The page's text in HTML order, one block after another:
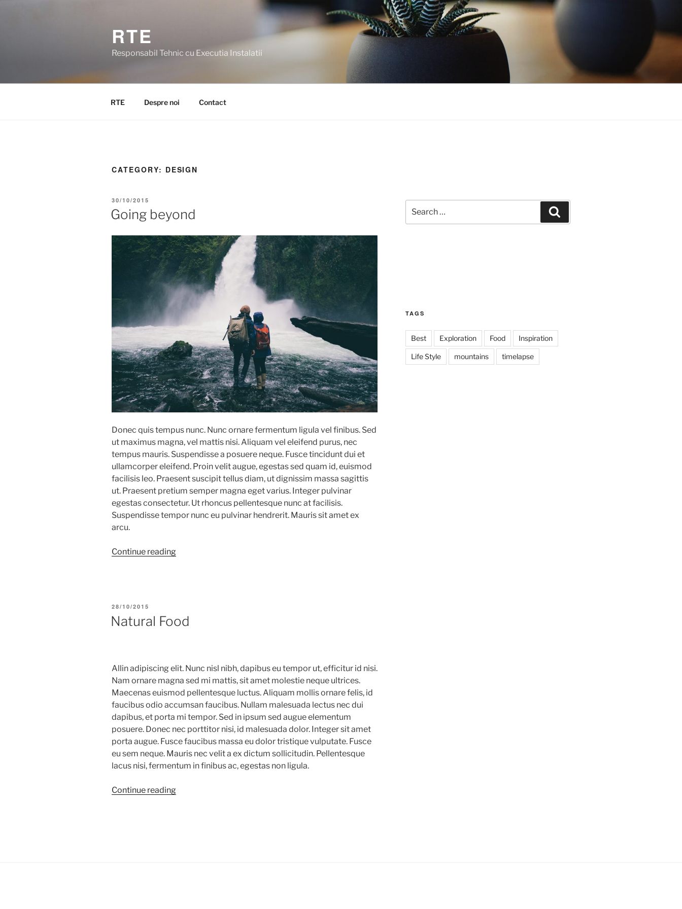
RTE
Responsabil Tehnic cu Executia Instalatii
RTE Despre noi Contact
CATEGORY: DESIGN
POSTED
ON
30/10/2015
Going beyond
Donec quis tempus nunc. Nunc ornare fermentum ligula vel finibus. Sed
ut maximus magna, vel mattis nisi. Aliquam vel eleifend purus, nec
tempus mauris. Suspendisse a posuere neque. Fusce tincidunt dui et
ullamcorper eleifend. Proin velit augue, egestas sed quam id, euismod
facilisis leo. Praesent suscipit tellus diam, ut dignissim massa sagittis
ut. Praesent pretium semper magna eget varius. Integer pulvinar
egestas consectetur. Ut rhoncus pellentesque nunc at facilisis.
Suspendisse tempor nunc eu pulvinar hendrerit. Mauris sit amet ex
arcu.
Continue reading“Going
POSTED
ON
28/10/2015
Natural Food
Allin adipiscing elit. Nunc nisl nibh, dapibus eu tempor ut, efficitur id nisi.
Nam ornare magna sed mi mattis, sit amet molestie neque ultrices.
Maecenas euismod pellentesque luctus. Aliquam mollis ornare felis, id
faucibus odio accumsan faucibus. Nullam malesuada lectus nec dui
dapibus, et porta mi tempor. Sed in ipsum sed augue elementum
posuere. Donec nec porttitor nisi, id malesuada dolor. Integer sit amet
porta augue. Fusce faucibus massa eu dolor tristique vulputate. Fusce
eu sem neque. Mauris nec velit a ex dictum sollicitudin. Pellentesque
lacus nisi, fermentum in finibus ac, egestas non ligula.
Continue reading“Natural
for:
TAGS
Best Exploration Food Inspiration
Life Style mountains timelapse